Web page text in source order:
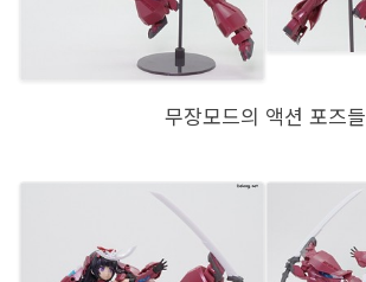
무장모드의 액션 포즈들